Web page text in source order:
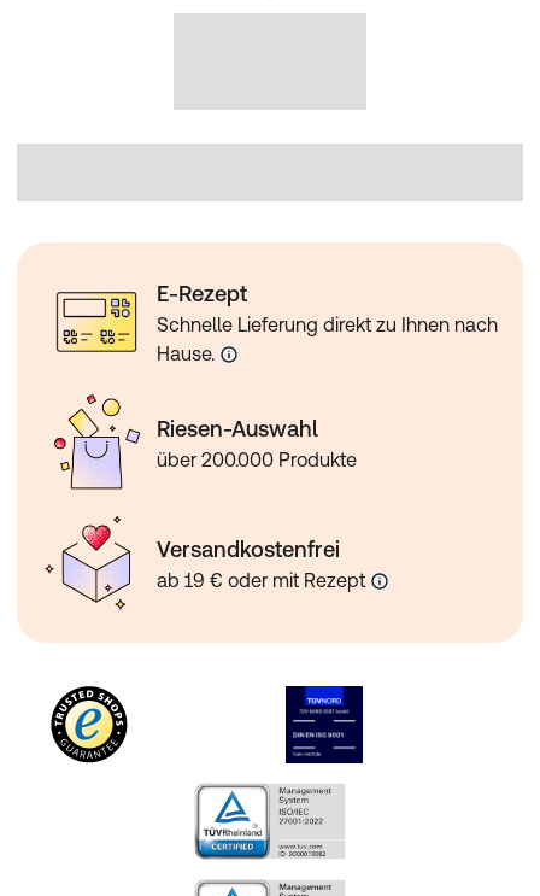
E-Rezept
Schnelle Lieferung direkt zu Ihnen nach
Hause.
Riesen-Auswahl
über 200.000 Produkte
Versandkostenfrei
ab 19 € oder mit Rezept